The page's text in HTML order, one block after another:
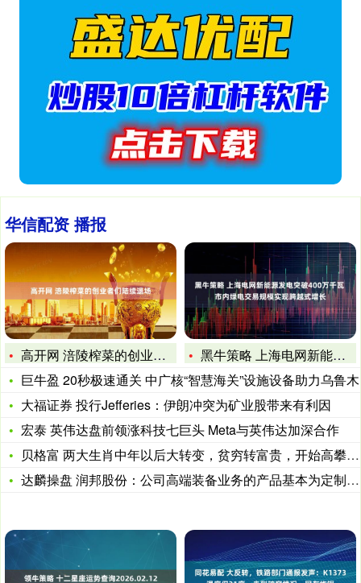
华信配资 播报
高开网 涪陵榨菜的创业者们陆续退场
黑牛策略 上海电网新能源发电突破400万千瓦 市内绿电交易规
巨牛盈 20秒极速通关 中广核“智慧海关”设施设备助力乌鲁木
大福证券 投行Jefferies：伊朗冲突为矿业股带来有利因
宏泰 英伟达盘前领涨科技七巨头 Meta与英伟达加深合作
贝格富 两大生肖中年以后大转变，贫穷转富贵，开始高攀不起
达麟操盘 润邦股份：公司高端装备业务的产品基本为定制化产品